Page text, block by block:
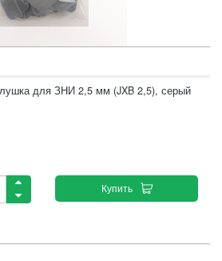
для ЗНИ 2,5 мм (JXB 2,5), серый
Купить